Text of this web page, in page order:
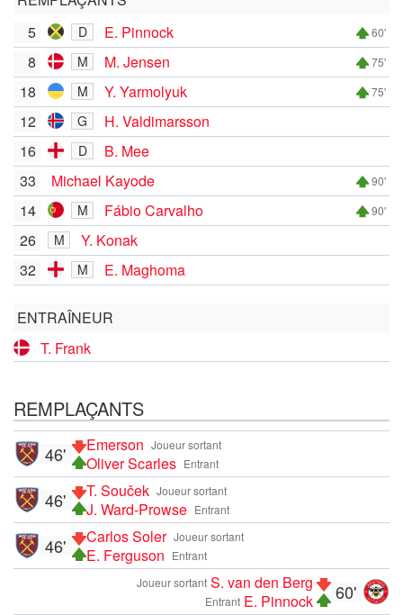
5
D E. Pinnock 60'
8 M M. Jensen 75'
18 M Y. Yarmolyuk 75'
12 G
H. Valdimarsson
16
D
B. Mee
33
Michael Kayode 90'
14 M Fábio Carvalho 90'
26 M
Y. Konak
32
M E. Maghoma
ENTRAÎNEUR
T. Frank
REMPLAÇANTS
Joueur sortant
Emerson
Entrant
Oliver Scarles
46'
Joueur sortant
T. Souček
Entrant
J. Ward-Prowse
46'
Joueur sortant
Carlos Soler
Entrant
E. Ferguson
46'
60'
Joueur sortant S. van den Berg
Entrant E. Pinnock